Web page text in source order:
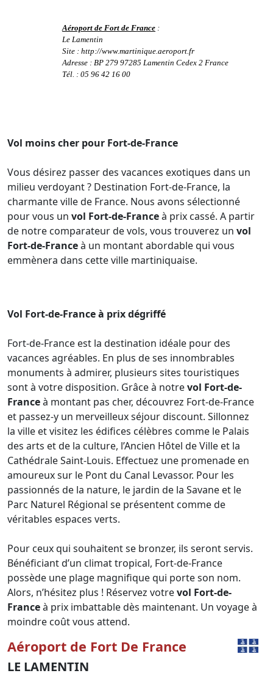
Aéroport de Fort de France :
Le Lamentin
Site : http://www.martinique.aeroport.fr
Adresse : BP 279 97285 Lamentin Cedex 2 France
Tél. : 05 96 42 16 00
Vol moins cher pour Fort-de-France
Vous désirez passer des vacances exotiques dans un
milieu verdoyant ? Destination Fort-de-France, la
charmante ville de France. Nous avons sélectionné
pour vous un vol Fort-de-Franceà prix cassé. A partir
de notre comparateur de vols, vous trouverez un vol
Fort-de-Franceà un montant abordable qui vous
emmènera dans cette ville martiniquaise.
Vol Fort-de-France à prix dégriffé
Fort-de-France est la destination idéale pour des
vacances agréables. En plus de ses innombrables
monuments à admirer, plusieurs sites touristiques
sont à votre disposition. Grâce à notrevol Fort-de-
Franceà montant pas cher, découvrez Fort-de-France
et passez-y un merveilleux séjour discount. Sillonnez
la ville et visitez les édifices célèbres comme le Palais
des arts et de la culture, l’Ancien Hôtel de Ville et la
Cathédrale Saint-Louis. Effectuez une promenade en
amoureux sur le Pont du Canal Levassor. Pour les
passionnés de la nature, le jardin de la Savane et le
Parc Naturel Régional se présentent comme de
véritables espaces verts.
Pour ceux qui souhaitent se bronzer, ils seront servis.
Bénéficiant d’un climat tropical, Fort-de-France
possède une plage magnifique qui porte son nom.
Alors, n’hésitez plus ! Réservez votrevol Fort-de-
Franceà prix imbattable dès maintenant. Un voyage à
moindre coût vous attend.
Aéroport de Fort De France
LE LAMENTIN